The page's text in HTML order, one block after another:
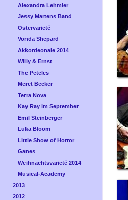
Alexandra Lehmler
Jessy Martens Band
Ostervarieté
Vonda Shepard
Akkordeonale 2014
Willy & Ernst
The Peteles
Meret Becker
Terra Nova
Kay Ray im September
Emil Steinberger
Luka Bloom
Little Show of Horror
Ganes
Weihnachtsvarieté 2014
Musical-Academy
2013
2012